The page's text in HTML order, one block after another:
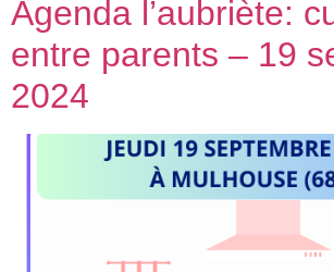
Agenda l’aubriète:
entre parents – 19
2024